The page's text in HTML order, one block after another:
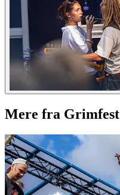
Mere fra Grimfest